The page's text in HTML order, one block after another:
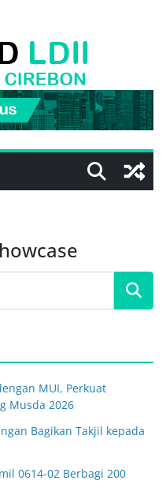
MUI, Perkuat
Musda 2026
Bagikan Takjil kepada
0614-02 Berbagi 200